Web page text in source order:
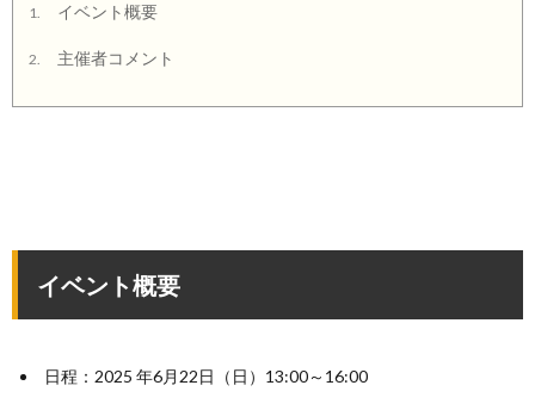
1. イベント概要
2. 主催者コメント
イベント概要
日程：2025 年6月22日（日）13:00～16:00